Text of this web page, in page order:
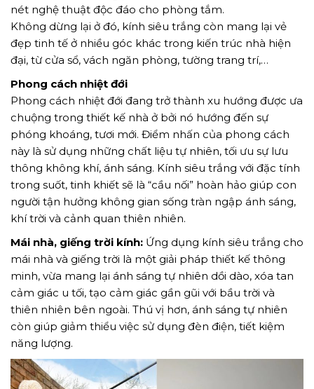
nét nghệ thuật độc đáo cho phòng tắm.
Không dừng lại ở đó, kính siêu trắng còn mang lại vẻ
đẹp tinh tế ở nhiều góc khác trong kiến trúc nhà hiện
đại, từ cửa sổ, vách ngăn phòng, tường trang trí,…
Phong cách nhiệt đới
Phong cách nhiệt đới đang trở thành xu hướng được ưa
chuộng trong thiết kế nhà ở bởi nó hướng đến sự
phóng khoáng, tươi mới. Điểm nhấn của phong cách
này là sử dụng những chất liệu tự nhiên, tối ưu sự lưu
thông không khí, ánh sáng. Kính siêu trắng với đặc tính
trong suốt, tinh khiết sẽ là “cầu nối” hoàn hảo giúp con
người tận hưởng không gian sống tràn ngập ánh sáng,
khí trời và cảnh quan thiên nhiên.
Mái nhà, giếng trời kính: Ứng dụng kính siêu trắng cho
mái nhà và giếng trời là một giải pháp thiết kế thông
minh, vừa mang lại ánh sáng tự nhiên dồi dào, xóa tan
cảm giác u tối, tạo cảm giác gần gũi với bầu trời và
thiên nhiên bên ngoài. Thú vị hơn, ánh sáng tự nhiên
còn giúp giảm thiểu việc sử dụng đèn điện, tiết kiệm
năng lượng.